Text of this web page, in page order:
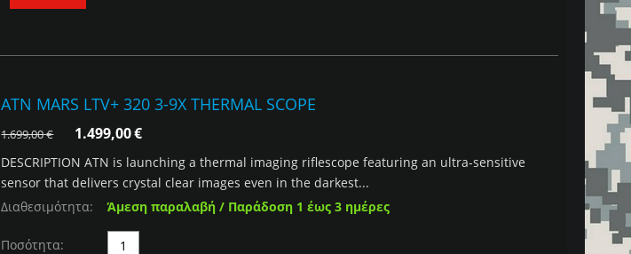
ATN MARS LTV+ 320 3-9X THERMAL SCOPE
1.699,00€ 1.499,00€
DESCRIPTION ATN is launching a thermal imaging riflescope featuring an ultra-sensitive
sensor that delivers crystal clear images even in the darkest...
Διαθεσιμότητα:
Άμεση παραλαβή / Παράδοση 1 έως 3 ημέρες
Ποσότητα: